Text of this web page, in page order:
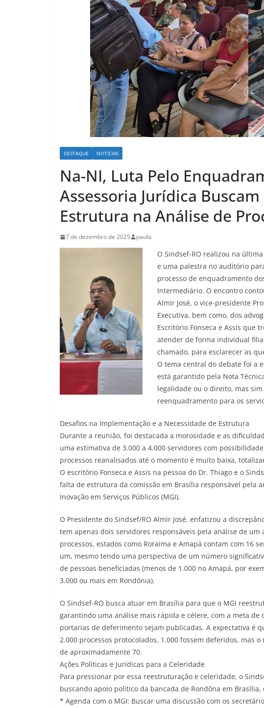
DESTAQUE NOTÍCIAS
Na-NI, Luta Pelo
Assessoria Jurídica
Estrutura na Análise de
7 de dezembro de 2025 paulo
O Sindsef-RO realizou na
e uma palestra no auditório
processo de enquadramento
Intermediário. O encontro
Almir José, o vice-presidente
Executiva, bem como, dos
Escritório Fonseca e Assis que
atender de forma individual
chamado, para esclarecer as
O tema central do debate foi a
está garantido pela Nota
legalidade ou o direito, mas
reenquadramento para os
Desafios na Implementação e a Necessidade de Estrutura
Durante a reunião, foi destacada a morosidade e as
uma estimativa de 3.000 a 4.000 servidores com
processos reanalisados até o momento é muito baixa,
O escritório Fonseca e Assis na pessoa do Dr. Thiago e o
falta de estrutura da comissão em Brasília responsável pela
Inovação em Serviços Públicos (MGI).
O Presidente do Sindsef/RO Almir José, enfatizou a
tem apenas dois servidores responsáveis pela análise de um
processos, estados como Roraima e Amapá contam com 16
um, mesmo tendo uma perspectiva de um número
de pessoas beneficiadas (menos de 1.000 no Amapá, por
3.000 ou mais em Rondônia).
O Sindsef-RO busca atuar em Brasília para que o MGI
garantindo uma análise mais rápida e célere, com a meta de
portarias de deferimento sejam publicadas. A expectativa é
2.000 processos protocolados, 1.000 fossem deferidos, mas
de aproximadamente 70.
Ações Políticas e Jurídicas para a Celeridade
Para pressionar por essa reestruturação e celeridade, o
buscando apoio político da bancada de Rondôna em Brasília,
* Agenda com o MGI: Buscar uma discussão com os